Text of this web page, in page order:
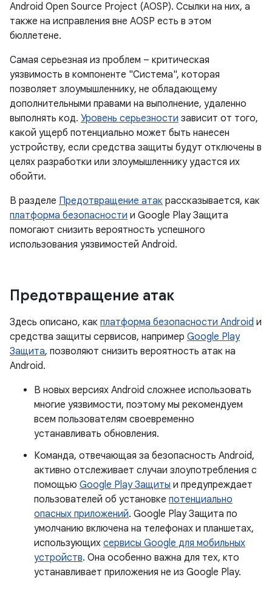
Android Open Source Project (AOSP). Ссылки на них, а
также на исправления вне AOSP есть в этом
бюллетене.
Самая серьезная из проблем – критическая
уязвимость в компоненте "Система", которая
позволяет злоумышленнику, не обладающему
дополнительными правами на выполнение, удаленно
выполнять код. Уровень серьезности зависит от того,
какой ущерб потенциально может быть нанесен
устройству, если средства защиты будут отключены в
целях разработки или злоумышленнику удастся их
обойти.
В разделе Предотвращение атак рассказывается, как
платформа безопасности и Google Play Защита
помогают снизить вероятность успешного
использования уязвимостей Android.
Предотвращение атак
Здесь описано, как платформа безопасности Android и
средства защиты сервисов, например Google Play
Защита, позволяют снизить вероятность атак на
Android.
В новых версиях Android сложнее использовать
многие уязвимости, поэтому мы рекомендуем
всем пользователям своевременно
устанавливать обновления.
Команда, отвечающая за безопасность Android,
активно отслеживает случаи злоупотребления с
помощью Google Play Защиты и предупреждает
пользователей об установке потенциально
опасных приложений. Google Play Защита по
умолчанию включена на телефонах и планшетах,
использующих сервисы Google для мобильных
устройств. Она особенно важна для тех, кто
устанавливает приложения не из Google Play.